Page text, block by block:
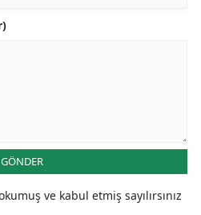
GÖNDER
ve kabul etmiş sayılırsınız